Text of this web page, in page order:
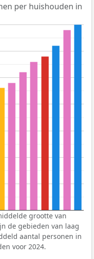
per huishouden in
grootte van
de gebieden van laag
aantal personen in
voor 2024.